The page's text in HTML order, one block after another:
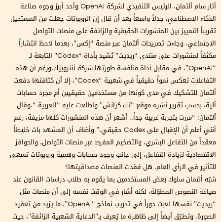
أثار سام ألتمان، الرئيس التنفيذي لشركة OpenAI وأحد أبرز وجوه صناعة
الذكاء الاصطناعي، جدلاً واسعاً بعد أن قال إن الروبوتات جعلت من المستحيل
تقريباً التمييز بين المنشورات الحقيقية والزائفة على منصات التواصل
الاجتماعي. وجاءت تصريحات ألتمان عبر منصة “إكس”، بعدما لاحظ انتشاراً
مكثفاً لمنشورات على منتدى “ريديت” تُشيد بأداة “Codex” التابعة لـ
“OpenAI”، في مقابل أداة منافسة طورتها شركة أنثروبيك.ورغم أن هذه
التفاعلات تعكس نمواً حقيقياً في شعبية “Codex”، إلا أن كثافتها دفعت
ألتمان للتشكيك في مدى كونها من مستخدمين حقيقيين أم مجرد حسابات
آلية، بحسب تقرير نشره موقع “تك كرانش” واطلعت عليه “العربية “.وقال
ألتمان: “مررت بتجربة غريبة جداً.. أشعر أن هذه المنشورات كلها مزيفة، رغم
أنني أعلم أن الإقبال على Codex حقيقي.” وأضاف أن المشهد بات خليطاً
معقداً من التفاعل البشري، والتضخيم المفرط عبر منصات التواصل، والحوافز
الاقتصادية لزيادة التفاعل، إلى جانب وجود حسابات وهمية وروبوتات تسعى
للتأثير في الرأي العام. هل فقدت المنصات مصداقيتها؟
شبّه ألتمان سلوك بعض المستخدمين بما يقوم به طلاب دراسات القانون عند
صياغة النصوص المطوّلة، لكنه أشار في الوقت نفسه إلى أن منصات مثل
“ريديت” نفسها لعبت دوراً في تدريب نماذج “OpenAI”، ما يزيد من تعقيد
الصورة. وتطرّق أيضاً إلى ظاهرة ما يُعرف بـ”الدعاية الشعبية الزائفة”، حيث